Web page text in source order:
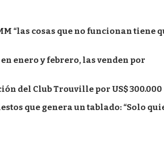
“las cosas que no funcionan tiene
enero y febrero, las venden por
del Club Trouville por US$ 300.000
que genera un tablado: “Solo